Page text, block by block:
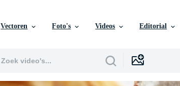
Vectoren Foto's Videos Editorial